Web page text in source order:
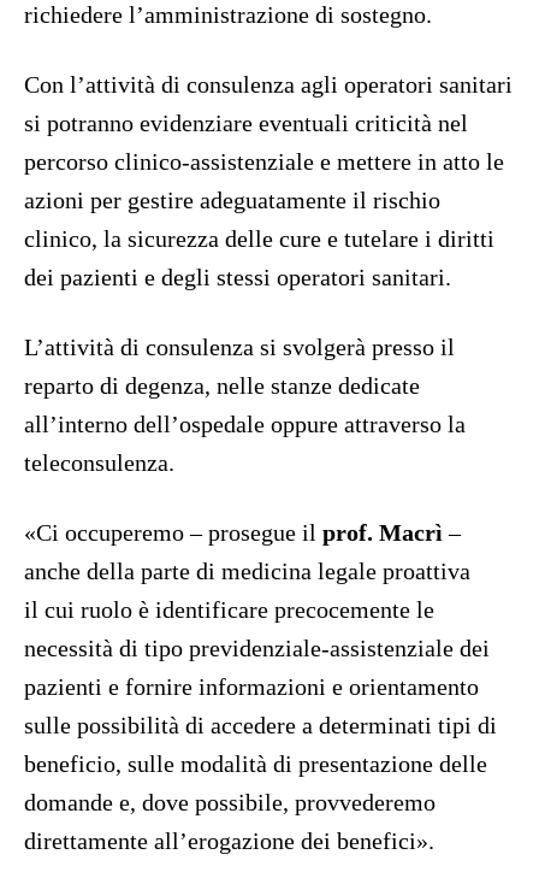
richiedere l’amministrazione di sostegno.
Con l’attività di consulenza agli operatori sanitari
si potranno evidenziare eventuali criticità nel
percorso clinico-assistenziale e mettere in atto le
azioni per gestire adeguatamente il rischio
clinico, la sicurezza delle cure e tutelare i diritti
dei pazienti e degli stessi operatori sanitari.
L’attività di consulenza si svolgerà presso il
reparto di degenza, nelle stanze dedicate
all’interno dell’ospedale oppure attraverso la
teleconsulenza.
«Ci occuperemo – prosegue il prof. Macrì –
anche della parte di medicina legale proattiva
il cui ruolo è identificare precocemente le
necessità di tipo previdenziale-assistenziale dei
pazienti e fornire informazioni e orientamento
sulle possibilità di accedere a determinati tipi di
beneficio, sulle modalità di presentazione delle
domande e, dove possibile, provvederemo
direttamente all’erogazione dei benefici».